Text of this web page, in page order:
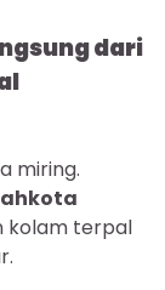
dari
miring.
kolam terpal